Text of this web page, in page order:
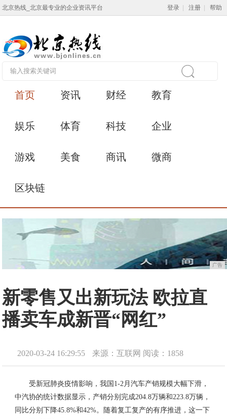
北京热线_北京最专业的企业资讯平台 登录 注册 帮助
首页 资讯 财经 教育
娱乐 体育 科技 企业
游戏 美食 商讯 微商
区块链
广告
新零售又出新玩法 欧拉直
播卖车成新晋“网红”
2020-03-24 16:29:55 来源：互联网 阅读：1858
受新冠肺炎疫情影响，我国1-2月汽车产销规模大幅下滑，
中汽协的统计数据显示，产销分别完成204.8万辆和223.8万辆，
同比分别下降45.8%和42%。随着复工复产的有序推进，这一下